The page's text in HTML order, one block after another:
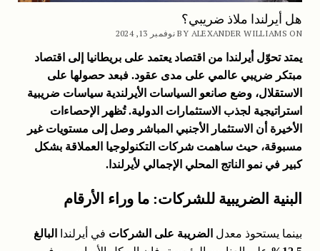
هل أيرلندا ملاذ ضريبي؟
BY ALEXANDER WILLIAMS ON نوفمبر 13, 2024
يمتد تحوّل أيرلندا من اقتصاد يعتمد على بريطانيا إلى اقتصاد
مبتكر ضريبي عالمي على مدى عقود. فبعد حصولها على
الاستقلال، وضع صانعو السياسات الأيرلندية سياسات ضريبية
استراتيجية لجذب الاستثمارات الدولية. تُظهر الإحصاءات
الأخيرة أن الاستثمار الأجنبي المباشر وصل إلى مستويات غير
مسبوقة، حيث ساهمت شركات التكنولوجيا العملاقة بشكل
كبير في نمو الناتج المحلي الإجمالي لأيرلندا.
البنية الضريبية للشركات: ما وراء الأرقام
بينما يستحوذ معدل الضريبة على الشركات في أيرلندا البالغ